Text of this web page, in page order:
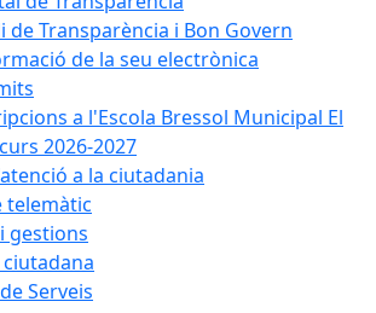
de Transparència i Bon Govern
de la seu electrònica
a l'Escola Bressol Municipal El
2026-2027
a la ciutadania
telemàtic
gestions
Serveis